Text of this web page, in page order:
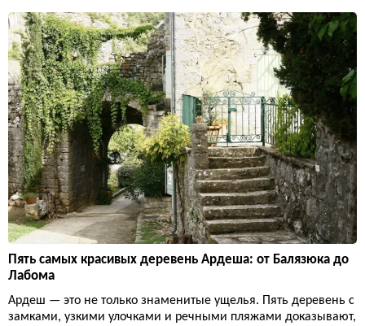
Пять самых красивых деревень Ардеша: от Балязюка до
Лабома
Ардеш — это не только знаменитые ущелья. Пять деревень с
замками, узкими улочками и речными пляжами доказывают,